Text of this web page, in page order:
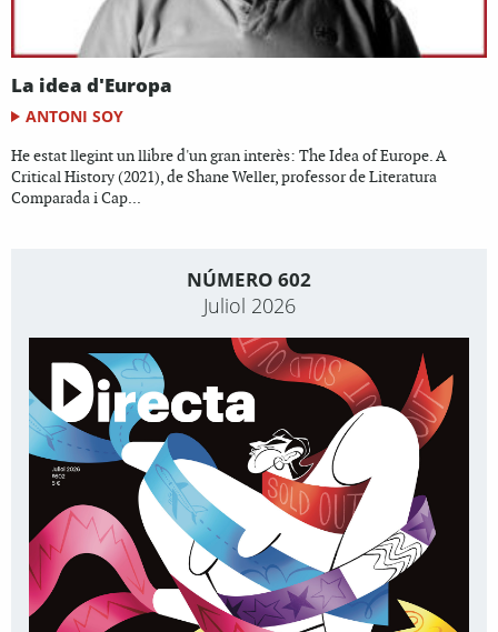
La idea d'Europa
ANTONI SOY
He estat llegint un llibre d'un gran interès: The Idea of Europe. A
Critical History (2021), de Shane Weller, professor de Literatura
Comparada i Cap...
NÚMERO 602
Juliol 2026